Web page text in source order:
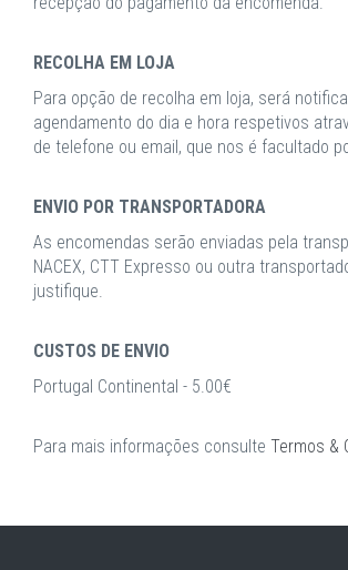
RECOLHA EM LOJA
Para opção de recolha em loja, será
agendamento do dia e hora respetivos
de telefone ou email, que nos é facultado
ENVIO POR TRANSPORTADORA
As encomendas serão enviadas pela
NACEX, CTT Expresso ou outra
justifique.
CUSTOS DE ENVIO
Portugal Continental - 5.00€
Para mais informações consulte Termos &